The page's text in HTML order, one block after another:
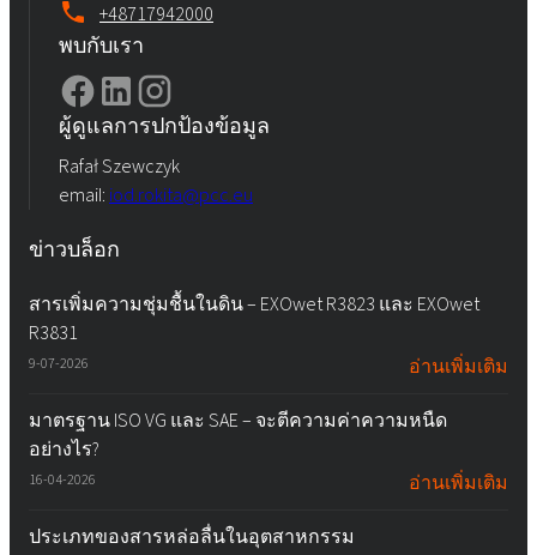
+48717942000
พบกับเรา
ผู้ดูแลการปกป้องข้อมูล
Rafał Szewczyk
email: iod.rokita@pcc.eu
ข่าวบล็อก
สารเพิ่มความชุ่มชื้นในดิน – EXOwet R3823 และ EXOwet
R3831
9-07-2026 อ่านเพิ่มเติม
มาตรฐาน ISO VG และ SAE – จะตีความค่าความหนืด
อย่างไร?
16-04-2026 อ่านเพิ่มเติม
ประเภทของสารหล่อลื่นในอุตสาหกรรม